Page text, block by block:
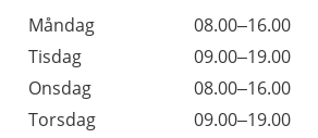
Dag
Öppettider
Kommentarer
Måndag
08.00–16.00
Tisdag
09.00–19.00
Onsdag
08.00–16.00
Torsdag
09.00–19.00